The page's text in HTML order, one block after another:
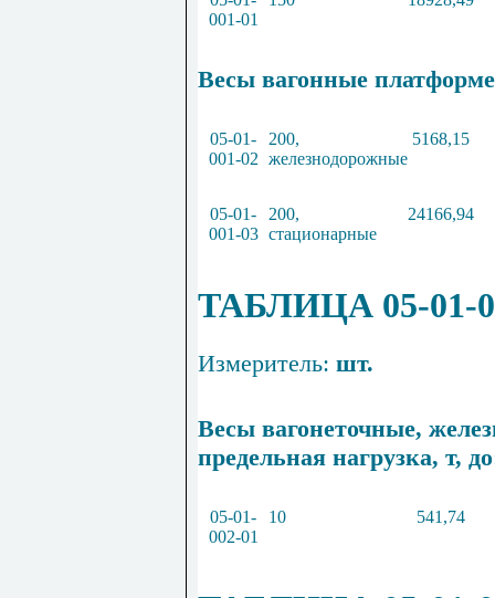
001-01
Весы вагонные
05-01-
001-02
200,
железнодорожные
5168,15
05-01-
001-03
200,
стационарные
24166,94
ТАБЛИЦА 05-01-
Измеритель: шт.
Весы вагонеточные,
предельная нагрузка, т,
05-01-
002-01
10 541 ,74